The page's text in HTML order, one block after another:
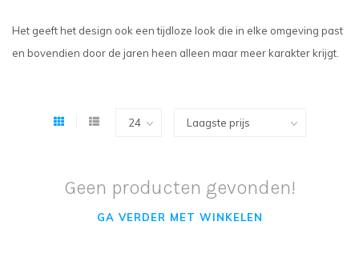
Het geeft het design ook een tijdloze look die in elke omgeving past
en bovendien door de jaren heen alleen maar meer karakter krijgt.
Geen producten gevonden!
GA VERDER MET WINKELEN